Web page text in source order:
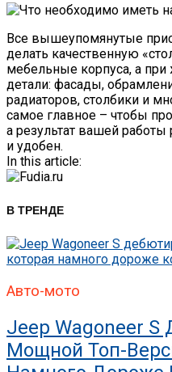
Все вышеупомянутые
делать качественную
мебельные корпуса, а
детали: фасады,
радиаторов, столбики и
самое главное – чтобы
а результат вашей
и удобен.
In this article:
В ТРЕНДЕ
Авто-мото
Jeep Wagoneer
Мощной Топ-